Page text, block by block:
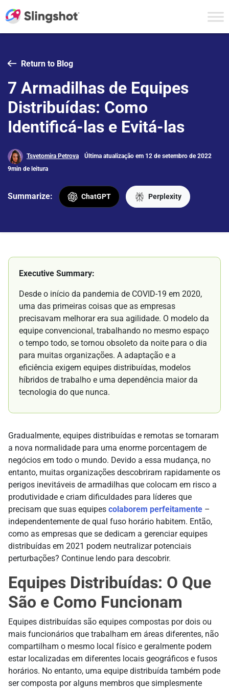
Return to Blog
7 Armadilhas de Equipes
Distribuídas: Como
Identificá-las e Evitá-las
Tsvetomira Petrova
Última atualização em 12 de setembro de 2022
9min de leitura
Summarize: ChatGPT Perplexity
Executive Summary:
Desde o início da pandemia de COVID-19 em 2020,
uma das primeiras coisas que as empresas
precisavam melhorar era sua agilidade. O modelo da
equipe convencional, trabalhando no mesmo espaço
o tempo todo, se tornou obsoleto da noite para o dia
para muitas organizações. A adaptação e a
eficiência exigem equipes distribuídas, modelos
híbridos de trabalho e uma dependência maior da
tecnologia do que nunca.
Gradualmente, equipes distribuídas e remotas se tornaram
a nova normalidade para uma enorme porcentagem de
negócios em todo o mundo. Devido a essa mudança, no
entanto, muitas organizações descobriram rapidamente os
perigos inevitáveis de armadilhas que colocam em risco a
produtividade e criam dificuldades para líderes que
precisam que suas equipes colaborem perfeitamente –
independentemente de qual fuso horário habitem. Então,
como as empresas que se dedicam a gerenciar equipes
distribuídas em 2021 podem neutralizar potenciais
perturbações? Continue lendo para descobrir.
Equipes Distribuídas: O Que
São e Como Funcionam
Equipes distribuídas são equipes compostas por dois ou
mais funcionários que trabalham em áreas diferentes, não
compartilham o mesmo local físico e geralmente podem
estar localizadas em diferentes locais geográficos e fusos
horários. No entanto, uma equipe distribuída também pode
ser composta por alguns membros que simplesmente